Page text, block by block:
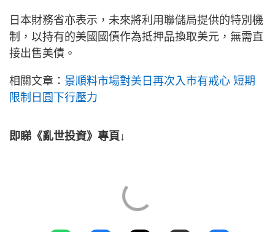
日本財務省亦表示，未來將利用聯儲局提供的特別機
制，以持有的美國國債作為抵押品換取美元，無需直
接出售美債。
相關文章： 景順料市場對美日再次入市有戒心 短期
限制日圓下行壓力
即睇《亂世投資》專頁↓